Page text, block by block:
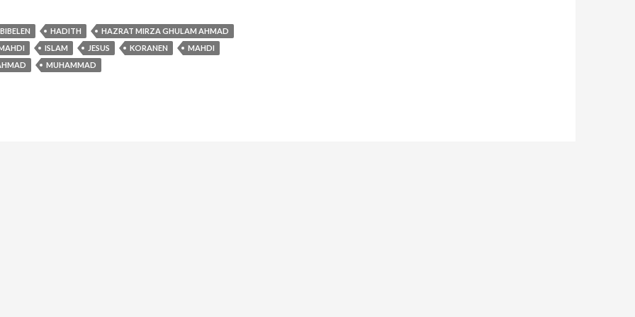
BIBELEN HADITH
HAZRAT MIRZA GHULAM AHMAD
ISLAM JESUS KORANEN
MAHDI
MUHAMMAD